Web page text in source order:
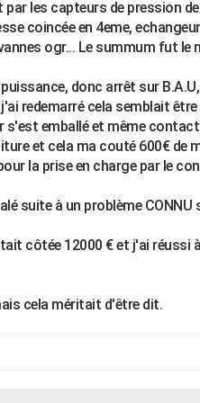
les capteurs de pression
coincée en 4eme,
ogr... Le summum fut le
donc arrêt sur
redemarré cela semblait
s'est emballé et même
et cela ma couté 600€ de
la prise en charge par le
suite à un problème
côtée 12000 € et j'ai réussi
cela méritait d'être dit.